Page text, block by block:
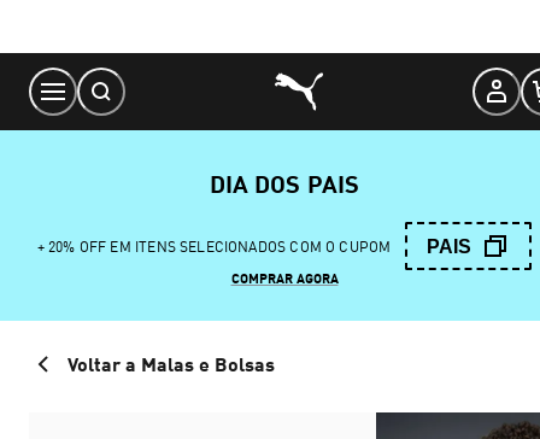
Content
DIA DOS PAIS
+ 20% OFF EM ITENS SELECIONADOS COM O CUPOM PAIS
COMPRAR AGORA
Voltar a Malas e Bolsas